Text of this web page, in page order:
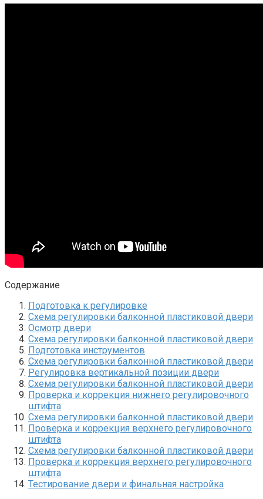
Содержание
Подготовка к регулировке
Схема регулировки балконной пластиковой двери
Осмотр двери
Схема регулировки балконной пластиковой двери
Подготовка инструментов
Схема регулировки балконной пластиковой двери
Регулировка вертикальной позиции двери
Схема регулировки балконной пластиковой двери
Проверка и коррекция нижнего регулировочного
штифта
Схема регулировки балконной пластиковой двери
Проверка и коррекция верхнего регулировочного
штифта
Схема регулировки балконной пластиковой двери
Проверка и коррекция верхнего регулировочного
штифта
Тестирование двери и финальная настройка